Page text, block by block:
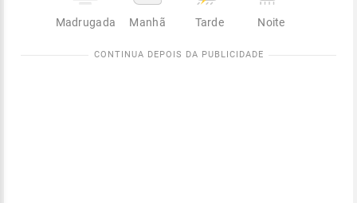
Madrugada Manhã Tarde Noite